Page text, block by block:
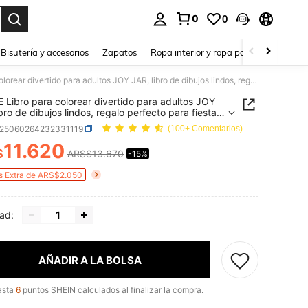
0 0
Bisutería y accesorios Zapatos Ropa interior y ropa para dormir
GDTME Libro para colorear divertido para adultos JOY JAR, libro de dibujos lindos, regalo perfecto para fiestas, cumpleaños, regreso a la escuela, útiles de aprendizaje
Libro para colorear divertido para adultos JOY
de dibujos lindos, regalo perfecto para fiestas,
regreso a la escuela, útiles de aprendizaje
(100+ Comentarios)
AND AVAILABILITY
11.620 ARS$13.670 -15%
Extra de ARS$2.050
AÑADIR A LA BOLSA
6 puntos SHEIN calculados al finalizar la compra.